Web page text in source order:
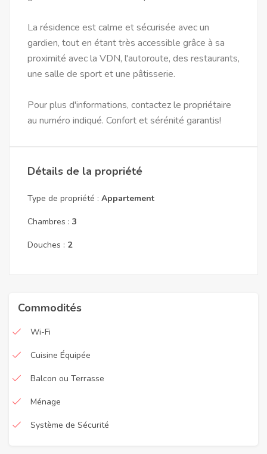
La résidence est calme et sécurisée avec un
gardien, tout en étant très accessible grâce à sa
proximité avec la VDN, l'autoroute, des restaurants,
une salle de sport et une pâtisserie.
Pour plus d'informations, contactez le propriétaire
au numéro indiqué. Confort et sérénité garantis!
Détails de la propriété
Type de propriété : Appartement
Chambres : 3
Douches : 2
Commodités
Wi-Fi
Cuisine Équipée
Balcon ou Terrasse
Ménage
Système de Sécurité